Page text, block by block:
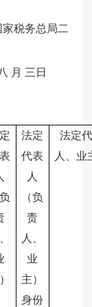
家税务总局二
月 三 日
法定
代表
人
（负
责
人、
业
主）
身份
法定
人、业